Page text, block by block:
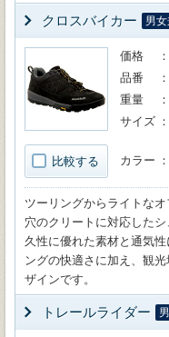
クロスバイカー 男女
比較する
価格
品番
重量
サイズ
カラー
ツーリングからライトな
穴のクリートに対応した
久性に優れた素材と通気
ングの快適さに加え、観
ザインです。
トレールライダー